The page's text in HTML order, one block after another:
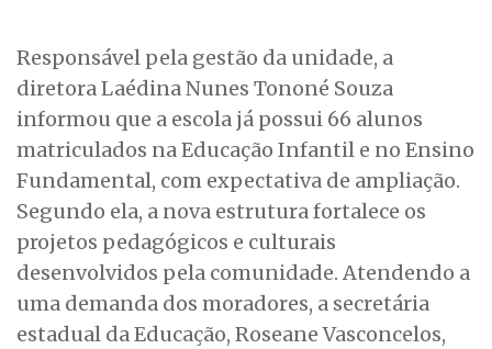
Responsável pela gestão da unidade, a
diretora Laédina Nunes Tononé Souza
informou que a escola já possui 66 alunos
matriculados na Educação Infantil e no Ensino
Fundamental, com expectativa de ampliação.
Segundo ela, a nova estrutura fortalece os
projetos pedagógicos e culturais
desenvolvidos pela comunidade. Atendendo a
uma demanda dos moradores, a secretária
estadual da Educação, Roseane Vasconcelos,